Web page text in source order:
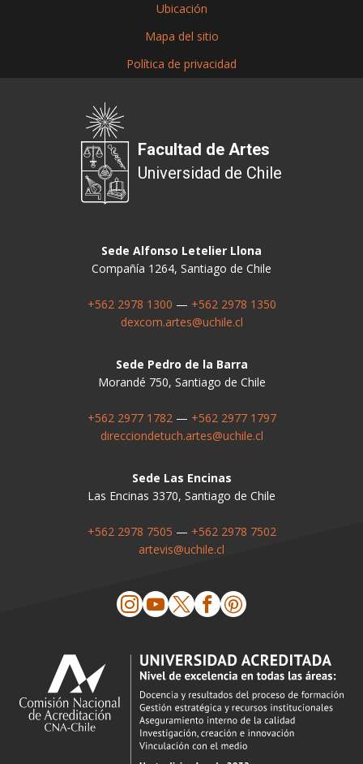
Ubicación
Mapa del sitio
Política de privacidad
Facultad de Artes
Universidad de Chile
Sede Alfonso Letelier Llona
Compañía 1264, Santiago de Chile
+562 2978 1300 — +562 2978 1350
dexcom.artes@uchile.cl
Sede Pedro de la Barra
Morandé 750, Santiago de Chile
+562 2977 1782— +562 2977 1797
direcciondetuch.artes@uchile.cl
Sede Las Encinas
Las Encinas 3370, Santiago de Chile
+562 2978 7505 — +562 2978 7502
artevis@uchile.cl